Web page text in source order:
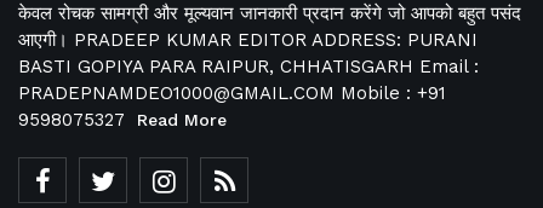
केवल रोचक सामग्री और मूल्यवान जानकारी प्रदान करेंगे जो आपको बहुत पसंद
आएगी। PRADEEP KUMAR EDITOR ADDRESS: PURANI
BASTI GOPIYA PARA RAIPUR, CHHATISGARH Email :
PRADEPNAMDEO1000@GMAIL.COM Mobile : +91
9598075327
Read More